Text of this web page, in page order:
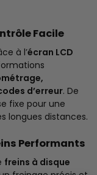
Facile
à l’écran LCD
d’erreur. De
fixe pour une
longues distances.
Performants
freins à disque